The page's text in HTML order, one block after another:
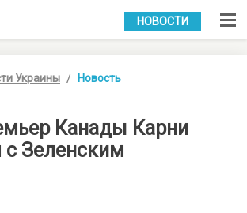
УКР РУС
НОВОСТИ
Украины Новость
Канады Карни
с Зеленским